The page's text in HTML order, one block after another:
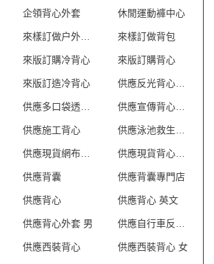
企領背心外套 休閒運動褲中心
來樣訂做户外背包 來樣訂做背包
來版訂購冷背心 來版訂購背心
來版訂造冷背心
供應多口袋透氣網狀背心
供應施工背心
供應現貨網布反光背心
供應背囊 供應背囊專門店
供應背心 供應背心 英文
供應背心外套 男
供應西裝背心 供應西裝背心 女